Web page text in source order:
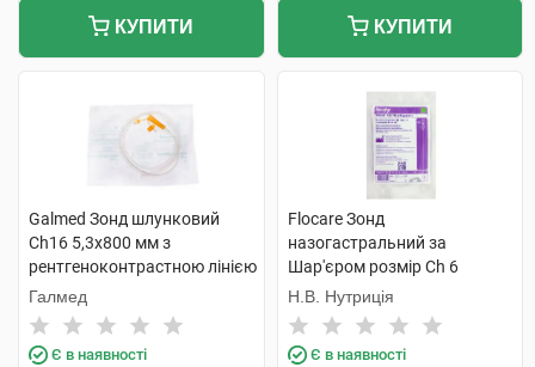
КУПИТИ КУПИТИ
Galmed Зонд шлунковий
Ch16 5,3x800 мм з
рентгеноконтрастною лінією
1 шт
Галмед
Є в наявності
Flocare Зонд
назогастральний за
Шар'єром розмір Ch 6
довжина 60 см 1 шт
Н.В. Нутриція
Є в наявності